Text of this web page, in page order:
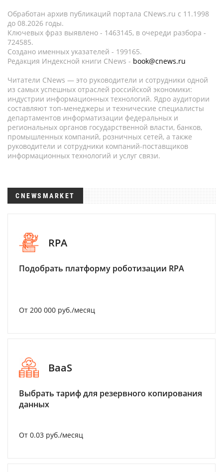
Обработан архив публикаций портала CNews.ru c 11.1998
до 08.2026 годы.
Ключевых фраз выявлено - 1463145, в очереди разбора -
724585.
Создано именных указателей - 199165.
Редакция Индексной книги CNews - book@cnews.ru
Читатели CNews — это руководители и сотрудники одной
из самых успешных отраслей российской экономики:
индустрии информационных технологий. Ядро аудитории
составляют топ-менеджеры и технические специалисты
департаментов информатизации федеральных и
региональных органов государственной власти, банков,
промышленных компаний, розничных сетей, а также
руководители и сотрудники компаний-поставщиков
информационных технологий и услуг связи.
CNEWSMARKET
RPA
Подобрать платформу роботизации RPA
От 200 000 руб./месяц
BaaS
Выбрать тариф для резервного копирования
данных
От 0.03 руб./месяц